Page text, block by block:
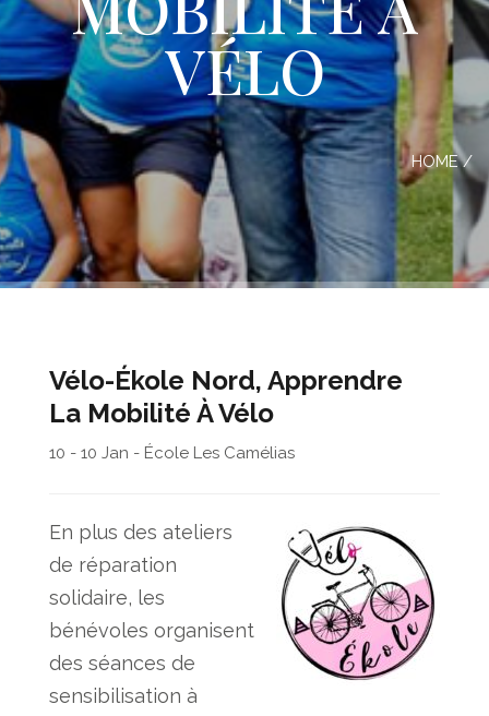
VÉLO
HOME/
Vélo-Ékole Nord, Apprendre
La Mobilité À Vélo
10 - 10 Jan - École Les Camélias
En plus des ateliers
de réparation
solidaire, les
bénévoles organisent
des séances de
sensibilisation à